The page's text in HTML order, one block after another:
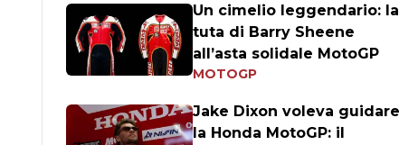
Un cimelio leggendario: la
tuta di Barry Sheene
all’asta solidale MotoGP
MOTOGP
Jake Dixon voleva guidare
la Honda MotoGP: il